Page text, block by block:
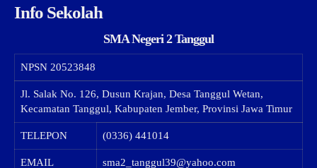
Info Sekolah
SMA Negeri 2 Tanggul
NPSN 20523848
Jl. Salak No. 126, Dusun Krajan, Desa Tanggul Wetan,
Kecamatan Tanggul, Kabupaten Jember, Provinsi Jawa Timur
TELEPON (0336) 441014
EMAIL sma2_tanggul39@yahoo.com